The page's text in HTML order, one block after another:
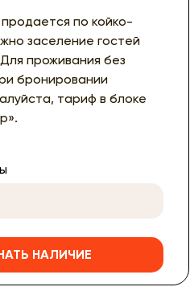
по койко-
заселение гостей
проживания без
бронировании
тариф в блоке
НАЛИЧИЕ